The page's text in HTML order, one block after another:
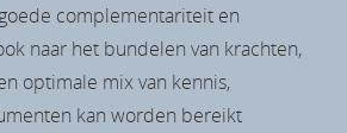
complementariteit en
naar het bundelen van krachten,
optimale mix van kennis,
kan worden bereikt